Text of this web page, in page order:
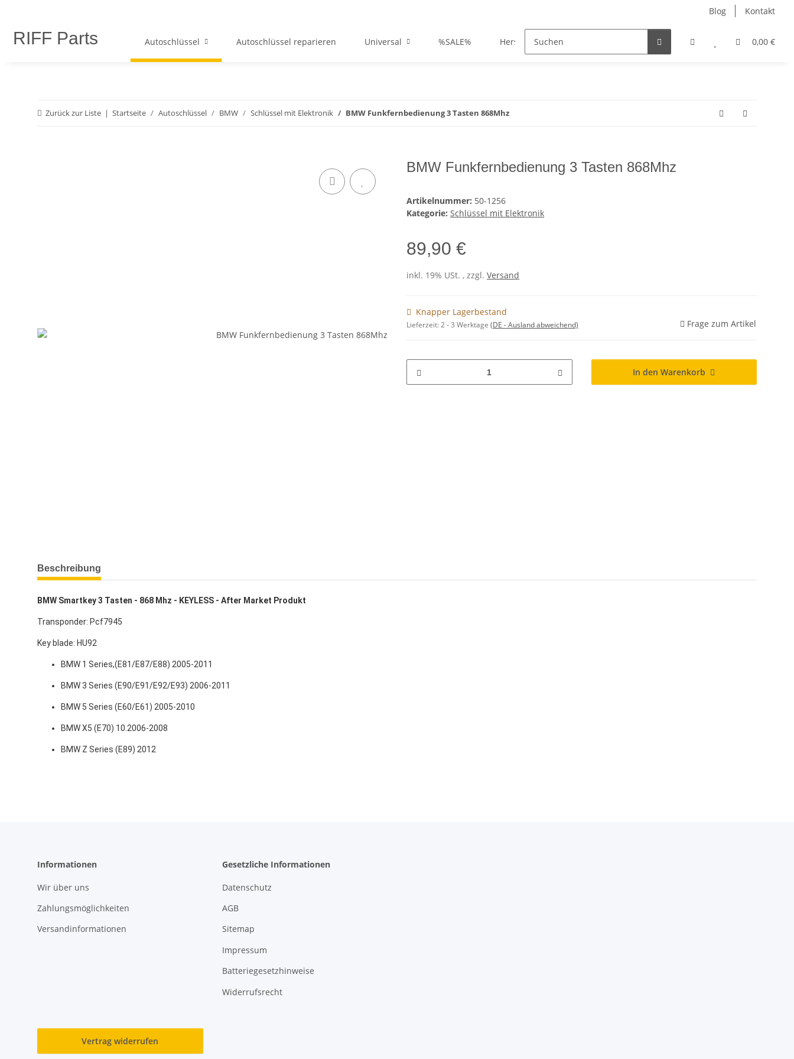
Blog Kontakt
RIFF Parts 0,00 €
Autoschlüssel Autoschlüssel reparieren Universal %SALE% Hersteller
Zurück zur Liste Startseite Autoschlüssel BMW Schlüssel mit Elektronik BMW Funkfernbedienung 3 Tasten 868Mhz
BMW Funkfernbedienung 3 Tasten 868Mhz
Artikelnummer: 50-1256
Kategorie: Schlüssel mit Elektronik
89,90 €
inkl. 19% USt. , zzgl. Versand
Knapper Lagerbestand
Lieferzeit:2 - 3 Werktage (DE - Ausland abweichend) Frage zum Artikel
In den Warenkorb
weitere Registerkarten anzeigen
Beschreibung
BMW Smartkey 3 Tasten - 868 Mhz - KEYLESS - After Market Produkt
Transponder: Pcf7945
Key blade: HU92
BMW 1 Series,(E81/E87/E88) 2005-2011
BMW 3 Series (E90/E91/E92/E93) 2006-2011
BMW 5 Series (E60/E61) 2005-2010
BMW X5 (E70) 10.2006-2008
BMW Z Series (E89) 2012
Informationen
Wir über uns
Zahlungsmöglichkeiten
Versandinformationen
Gesetzliche Informationen
Datenschutz
AGB
Sitemap
Impressum
Batteriegesetzhinweise
Widerrufsrecht
Vertrag widerrufen